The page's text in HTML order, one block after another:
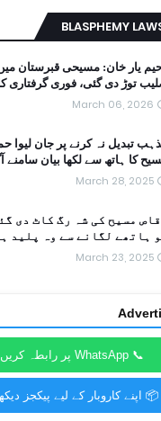
BLASPHEMY
یار خان: مسیحی قبرستان
توڑ دی گئی، فوری گرفتاری
March 06, 2026
تبدیل نہ کرنے پر جان لیوا
کا ہاتھ سے لکھا بیان سامنے
March 28, 2025
مسیح کی شہ رگ کاٹ دی
ہاتھے لگانے سے وہ پلید
March 23, 2025
📞 WhatsApp پر رابطہ کریں
📦 اپنے کاروبار کے لیے پیکجز